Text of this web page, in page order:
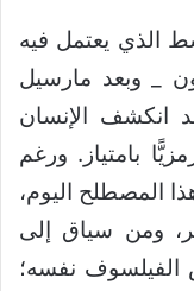
الذي يعتمل فيه
_ وبعد مارسيل
انكشف الإنسان
بامتياز. ورغم
المصطلح اليوم،
ومن سياق إلى
الفيلسوف نفسه؛